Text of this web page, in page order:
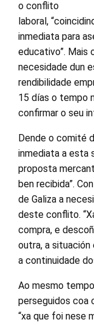
o conflito
laboral,
inmediata para
educativo”. Mais
necesidade dun
rendibilidade
15 días o tempo
confirmar o seu
Dende o comité
inmediata a esta
proposta
ben recibida”.
de Galiza a
deste conflito.
compra, e
outra, a
a continuidade
Ao mesmo
perseguidos coa
“xa que foi nese